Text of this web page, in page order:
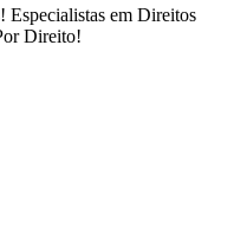
Especialistas em Direitos
Direito!